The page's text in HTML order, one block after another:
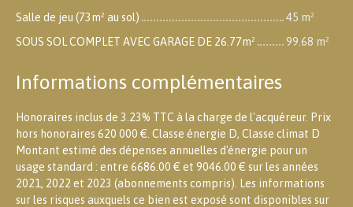
Salle de jeu (73m² au sol)
45 m²
SOUS SOL COMPLET AVEC GARAGE DE 26.77m²
99.68 m²
Informations complémentaires
Honoraires inclus de 3.23% TTC à la charge de l'acquéreur. Prix
hors honoraires 620 000 €. Classe énergie D, Classe climat D
Montant estimé des dépenses annuelles d'énergie pour un
usage standard : entre 6686.00 € et 9046.00 € sur les années
2021, 2022 et 2023 (abonnements compris). Les informations
sur les risques auxquels ce bien est exposé sont disponibles sur